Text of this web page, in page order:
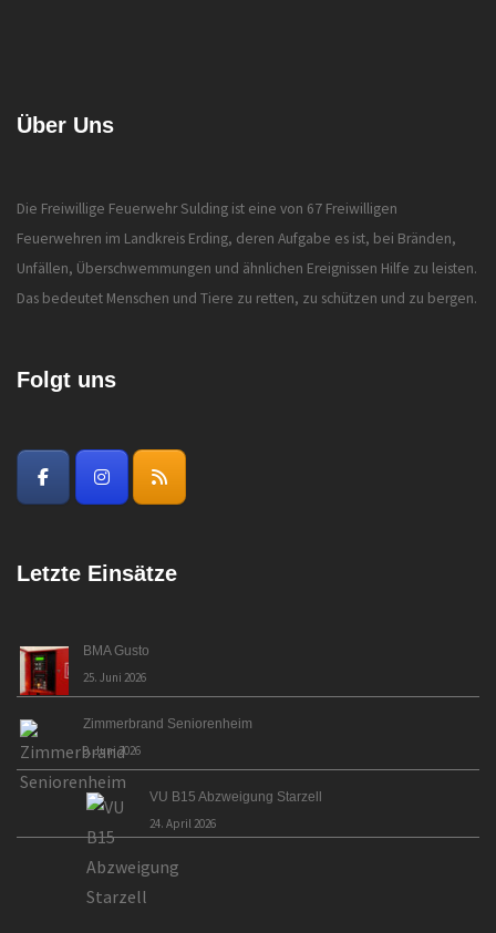
Über Uns
Die Freiwillige Feuerwehr Sulding ist eine von 67 Freiwilligen
Feuerwehren im Landkreis Erding, deren Aufgabe es ist, bei Bränden,
Unfällen, Überschwemmungen und ähnlichen Ereignissen Hilfe zu leisten.
Das bedeutet Menschen und Tiere zu retten, zu schützen und zu bergen.
Folgt uns
Letzte Einsätze
BMA Gusto
25. Juni 2026
Zimmerbrand Seniorenheim
9. Juni 2026
VU B15 Abzweigung Starzell
24. April 2026